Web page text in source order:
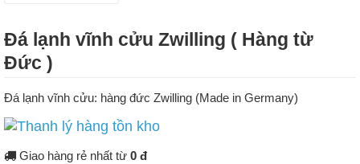
Đá lạnh vĩnh cửu Zwilling ( Hàng từ
Đức )
Đá lạnh vĩnh cửu: hàng đức Zwilling (Made in Germany)
Giao hàng rẻ nhất từ 0 đ